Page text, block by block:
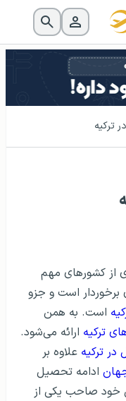
ترکیه
از کشورهای مهم
برخوردار است و جزو
است. به همن
ترکیه ارائه می‌شود.
ترکیه علاوه بر
ادامه تحصیل
خود صاحب یکی از